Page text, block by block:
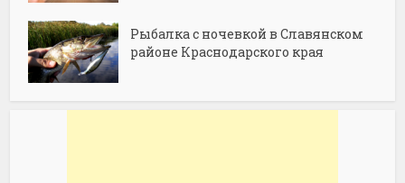
Рыбалка с ночевкой в Славянском
районе Краснодарского края